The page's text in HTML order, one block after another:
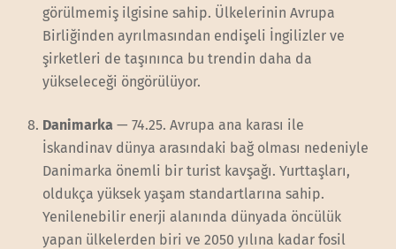
görülmemiş ilgisine sahip. Ülkelerinin Avrupa
Birliğinden ayrılmasından endişeli İngilizler ve
şirketleri de taşınınca bu trendin daha da
yükseleceği öngörülüyor.
Danimarka — 74.25. Avrupa ana karası ile
İskandinav dünya arasındaki bağ olması nedeniyle
Danimarka önemli bir turist kavşağı. Yurttaşları,
oldukça yüksek yaşam standartlarına sahip.
Yenilenebilir enerji alanında dünyada öncülük
yapan ülkelerden biri ve 2050 yılına kadar fosil